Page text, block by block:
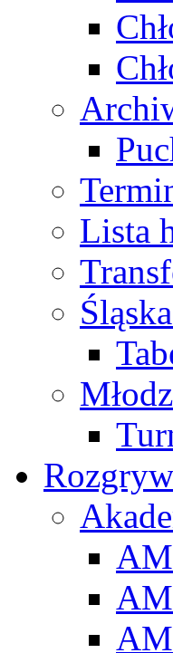
Lista